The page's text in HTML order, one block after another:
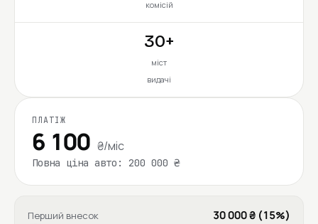
комісій
30+
міст
видачі
ПЛАТІЖ
6 100 ₴/міс
Повна ціна авто: 200 000 ₴
Перший внесок 30 000 ₴ (15%)